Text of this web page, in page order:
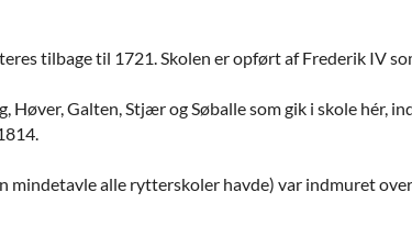
tilbage til 1721. Skolen er opført af Frederik IV
Høver, Galten, Stjær og Søballe som gik i skole hér,
mindetavle alle rytterskoler havde) var indmuret